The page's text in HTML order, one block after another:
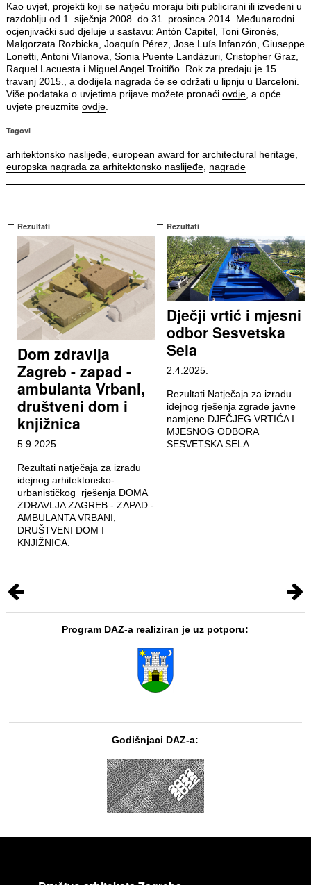
Kao uvjet, projekti koji se natječu moraju biti publicirani ili izvedeni u
razdoblju od 1. siječnja 2008. do 31. prosinca 2014. Međunarodni
ocjenjivački sud djeluje u sastavu: Antón Capitel, Toni Gironés,
Malgorzata Rozbicka, Joaquín Pérez, Jose Luís Infanzón, Giuseppe
Lonetti, Antoni Vilanova, Sonia Puente Landázuri, Cristopher Graz,
Raquel Lacuesta i Miguel Angel Troitiño. Rok za predaju je 15.
travanj 2015., a dodijela nagrada će se održati u lipnju u Barceloni.
Više podataka o uvjetima prijave možete pronaći ovdje, a opće
uvjete preuzmite ovdje.
Tagovi
arhitektonsko naslijeđe, european award for architectural heritage,
europska nagrada za arhitektonsko naslijeđe, nagrade
Rezultati
Dom zdravlja
Zagreb - zapad -
ambulanta Vrbani,
društveni dom i
knjižnica
5.9.2025.
Rezultati natječaja za izradu
idejnog arhitektonsko-
urbanističkog rješenja DOMA
ZDRAVLJA ZAGREB - ZAPAD -
AMBULANTA VRBANI,
DRUŠTVENI DOM I
KNJIŽNICA.
Rezultati
Dječji vrtić i mjesni
odbor Sesvetska
Sela
2.4.2025.
Rezultati Natječaja za izradu
idejnog rješenja zgrade javne
namjene DJEČJEG VRTIĆA I
MJESNOG ODBORA
SESVETSKA SELA.
Program DAZ-a realiziran je uz potporu:
Godišnjaci DAZ-a: